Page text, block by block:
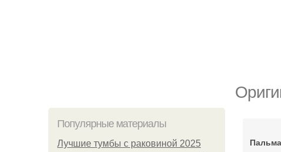
Популярные материалы
Лучшие тумбы с раковиной 2025